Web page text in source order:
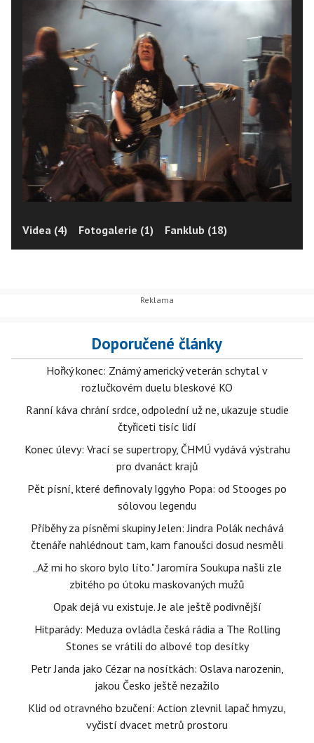
Videa (4) Fotogalerie (1) Fanklub (18)
Doporučené články
Hořký konec: Známý americký veterán schytal v
rozlučkovém duelu bleskové KO
Ranní káva chrání srdce, odpolední už ne, ukazuje studie
čtyřiceti tisíc lidí
Konec úlevy: Vrací se supertropy, ČHMÚ vydává výstrahu
pro dvanáct krajů
Pět písní, které definovaly Iggyho Popa: od Stooges po
sólovou legendu
Příběhy za písněmi skupiny Jelen: Jindra Polák nechává
čtenáře nahlédnout tam, kam fanoušci dosud nesměli
„Až mi ho skoro bylo líto." Jaromíra Soukupa našli zle
zbitého po útoku maskovaných mužů
Opak dejá vu existuje. Je ale ještě podivnější
Hitparády: Meduza ovládla česká rádia a The Rolling
Stones se vrátili do albové top desítky
Petr Janda jako Cézar na nosítkách: Oslava narozenin,
jakou Česko ještě nezažilo
Klid od otravného bzučení: Action zlevnil lapač hmyzu,
vyčistí dvacet metrů prostoru